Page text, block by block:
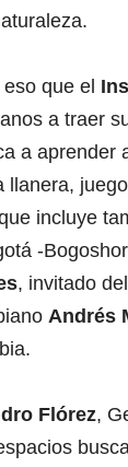
que el
a traer
a aprender
llanera,
incluye
-
, invitado
Andrés
Flórez,